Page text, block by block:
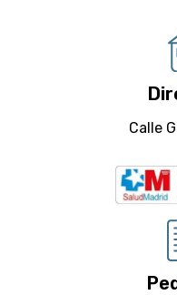
Calle